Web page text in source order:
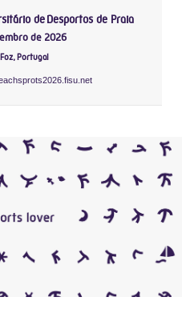
de Desportos de Praia
de 2026
Portugal